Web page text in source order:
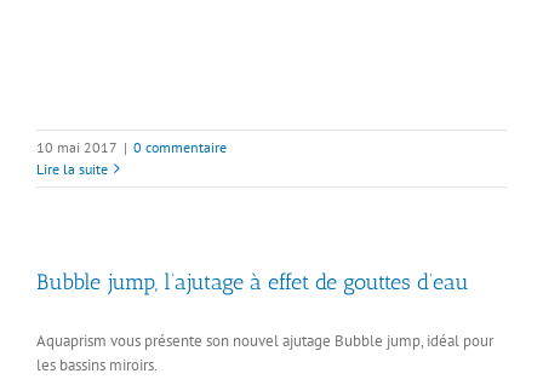
10 mai 2017 | 0 commentaire
Lire la suite
Bubble jump, l’ajutage à effet de gouttes d’eau
Aquaprism vous présente son nouvel ajutage Bubble jump, idéal pour
les bassins miroirs.